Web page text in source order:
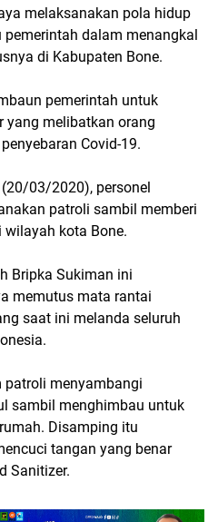
melaksanakan pola hidup
dalam menangkal
di Kabupaten Bone.
pemerintah untuk
yang melibatkan orang
Covid-19.
03/2020), personel
patroli sambil memberi
kota Bone.
Bripka Sukiman ini
memutus mata rantai
saat ini melanda seluruh
patroli menyambangi
sambil menghimbau untuk
Disamping itu
tangan yang benar
Sanitizer.